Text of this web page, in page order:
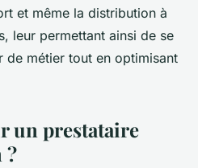
et même la distribution à
leur permettant ainsi de se
métier tout en optimisant
un prestataire
?